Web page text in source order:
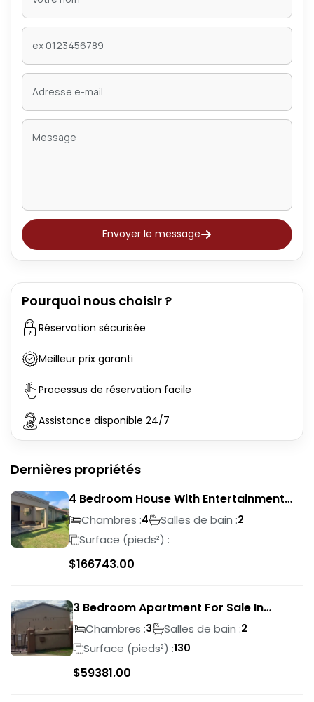
Envoyer le message
Pourquoi nous choisir ?
Réservation sécurisée
Meilleur prix garanti
Processus de réservation facile
Assistance disponible 24/7
Dernières propriétés
4 Bedroom House With Entertainment
Area In Randhart
Chambres :4 Salles de bain :2
Surface (pieds²) :
$166743.00
3 Bedroom Apartment For Sale In
Verwoerdpark
Chambres :3 Salles de bain :2
Surface (pieds²) :130
$59381.00